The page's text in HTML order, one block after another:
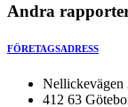
Andra
FÖRETAGSADRESS
Nellickevägen
412 63